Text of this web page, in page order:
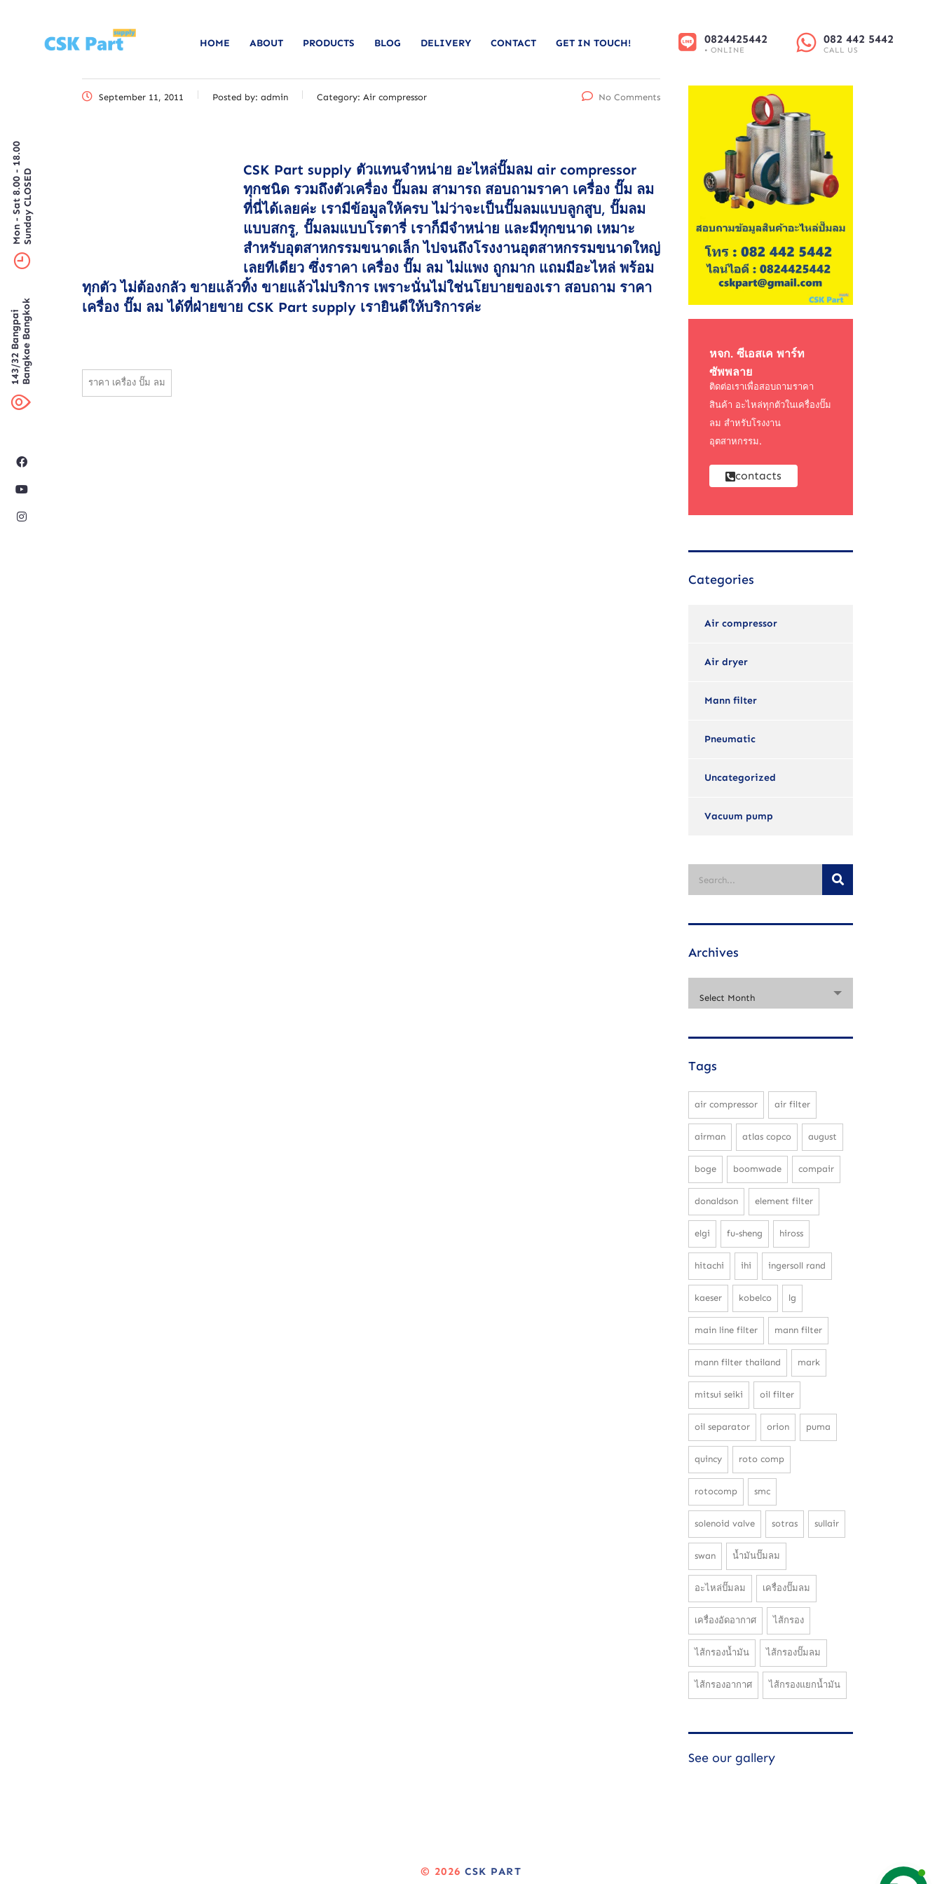
HOME ABOUT PRODUCTS BLOG DELIVERY CONTACT GET IN TOUCH! 0824425442
• ONLINE
082 442 5442
CALL US
Mon - Sat 8.00 - 18.00Sunday CLOSED
143/32 BangpaiBangkae Bangkok
September 11, 2011 Posted by: admin Category: Air compressor No Comments
CSK Part supply ตัวแทนจำหน่าย อะไหล่ปั๊มลม air compressor
ทุกชนิด รวมถึงตัวเครื่อง ปั๊มลม สามารถ สอบถามราคา เครื่อง ปั๊ม ลม
ที่นี่ได้เลยค่ะ เรามีข้อมูลให้ครบ ไม่ว่าจะเป็นปั๊มลมแบบลูกสูบ, ปั๊มลม
แบบสกรู, ปั๊มลมแบบโรตารี่ เราก็มีจำหน่าย และมีทุกขนาด เหมาะ
สำหรับอุตสาหกรรมขนาดเล็ก ไปจนถึงโรงงานอุตสาหกรรมขนาดใหญ่
เลยทีเดียว ซึ่งราคา เครื่อง ปั๊ม ลม ไม่แพง ถูกมาก แถมมีอะไหล่ พร้อม
ทุกตัว ไม่ต้องกลัว ขายแล้วทิ้ง ขายแล้วไม่บริการ เพราะนั่นไม่ใช่นโยบายของเรา สอบถาม ราคา
เครื่อง ปั๊ม ลม ได้ที่ฝ่ายขาย CSK Part supply เรายินดีให้บริการค่ะ
ราคา เครื่อง ปั๊ม ลม
หจก. ซีเอสเค พาร์ท
ซัพพลาย
ติดต่อเราเพื่อสอบถามราคา
สินค้า อะไหล่ทุกตัวในเครื่องปั๊ม
ลม สำหรับโรงงาน
อุตสาหกรรม.
contacts
Categories
Air compressor
Air dryer
Mann filter
Pneumatic
Uncategorized
Vacuum pump
Archives
Select Month
Tags
air compressor air filter
airman atlas copco august
boge boomwade compair
donaldson element filter
elgi fu-sheng hiross
hitachi ihi ingersoll rand
kaeser kobelco lg
main line filter mann filter
mann filter thailand mark
mitsui seiki oil filter
oil separator orion puma
quincy roto comp
rotocomp smc
solenoid valve sotras sullair
swan น้ำมันปั๊มลม
อะไหล่ปั๊มลม เครื่องปั๊มลม
เครื่องอัดอากาศ ไส้กรอง
ไส้กรองน้ำมัน ไส้กรองปั๊มลม
ไส้กรองอากาศ ไส้กรองแยกน้ำมัน
See our gallery
© 2026CSK PART